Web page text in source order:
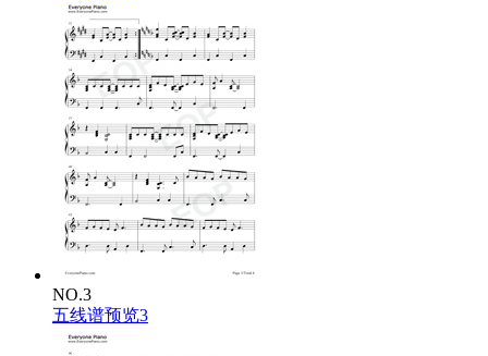
NO.3
五线谱预览3